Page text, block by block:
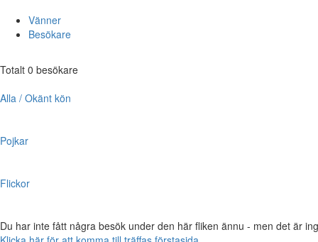
Vänner
Besökare
Totalt 0 besökare
Alla / Okänt kön
Pojkar
Flickor
Du har inte fått några besök under den här fliken ännu - men det är